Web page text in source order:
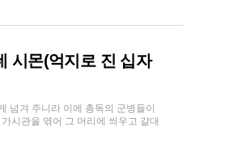
시몬(억지로 진 십자
넘겨 주니라 이에 총독의 군병들이
시관을 엮어 그 머리에 씌우고 갈대